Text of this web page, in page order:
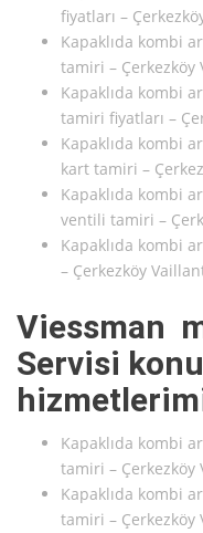
fiyatları –
Kapaklıda kombi
tamiri –
Kapaklıda kombi
tamiri fiyatları –
Kapaklıda kombi
kart tamiri –
Kapaklıda kombi
ventili tamiri –
Kapaklıda kombi
– Çerkezköy
Viessman
Servisi
Kapaklıda kombi
tamiri –
Kapaklıda kombi
tamiri –